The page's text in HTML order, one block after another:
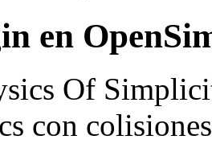
en
Of
con